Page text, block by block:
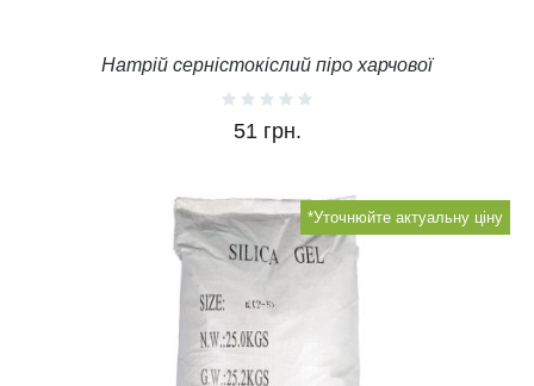
Натрій серністокіслий піро харчової
51 грн.
*Уточнюйте актуальну ціну